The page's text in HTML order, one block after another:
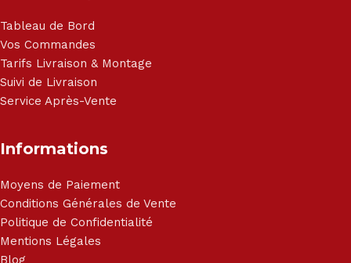
Tableau de Bord
Vos Commandes
Tarifs Livraison & Montage
Suivi de Livraison
Service Après-Vente
Informations
Moyens de Paiement
Conditions Générales de Vente
Politique de Confidentialité
Mentions Légales
Blog